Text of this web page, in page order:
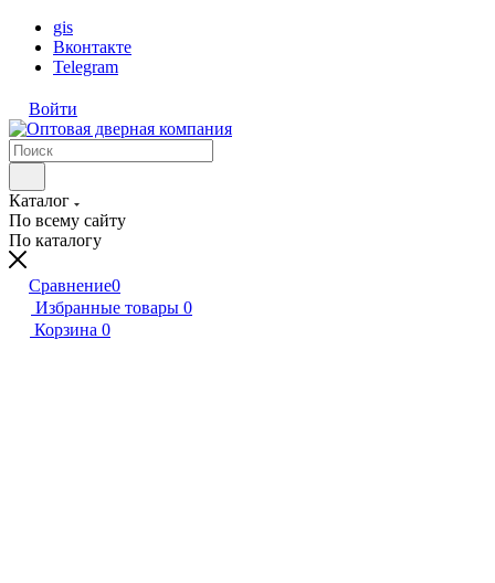
gis
Вконтакте
Telegram
Войти
Каталог
По всему сайту
По каталогу
Сравнение0
Избранные товары 0
Корзина 0